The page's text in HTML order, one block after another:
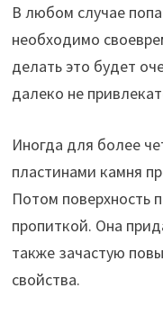
В любом случае
необходимо
делать это будет
далеко не
Иногда для более
пластинами камня
Потом поверхность
пропиткой. Она
также зачастую
свойства.